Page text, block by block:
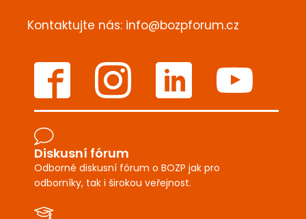
Kontaktujte nás: info@bozpforum.cz
Diskusní fórum
Odborné diskusní fórum o BOZP jak pro
odborníky, tak i širokou veřejnost.